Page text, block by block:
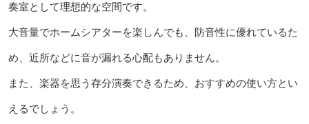
奏室として理想的な空間です。
大音量でホームシアターを楽しんでも、防音性に優れているた
め、近所などに音が漏れる心配もありません。
また、楽器を思う存分演奏できるため、おすすめの使い方とい
えるでしょう。